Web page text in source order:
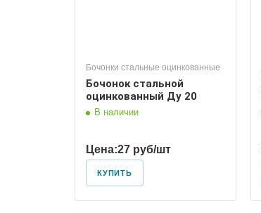
Бочонки стальные оцинкованные
Бочонок стальной
оцинкованный Ду 20
В наличии
Цена:27 руб/шт
КУПИТЬ